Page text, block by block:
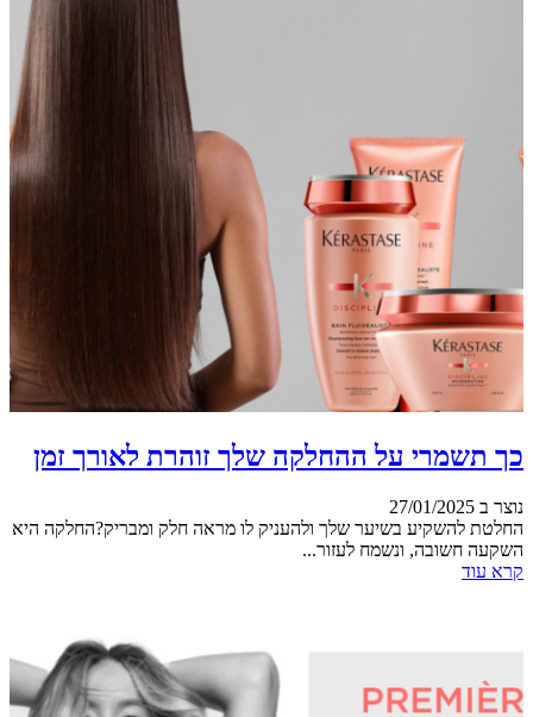
כך תשמרי על ההחלקה שלך זוהרת לאורך זמן
נוצר ב 27/01/2025
החלטת להשקיע בשיער שלך ולהעניק לו מראה חלק ומבריק?החלקה היא
השקעה חשובה, ונשמח לעזור...
קרא עוד